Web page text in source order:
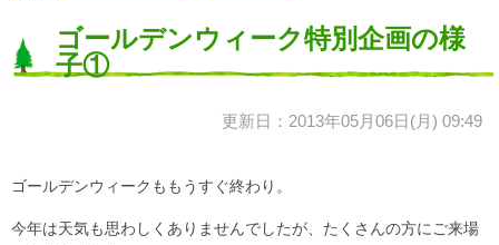
ゴールデンウィーク特別企画の様
子①
更新日：2013年05月06日(月) 09:49
ゴールデンウィークももうすぐ終わり。
今年は天気も思わしくありませんでしたが、たくさんの方にご来場